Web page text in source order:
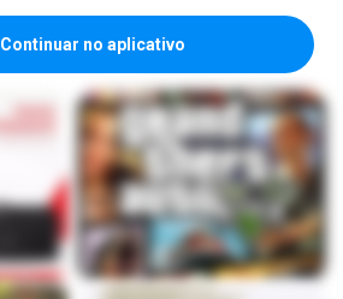
Continuar no aplicativo